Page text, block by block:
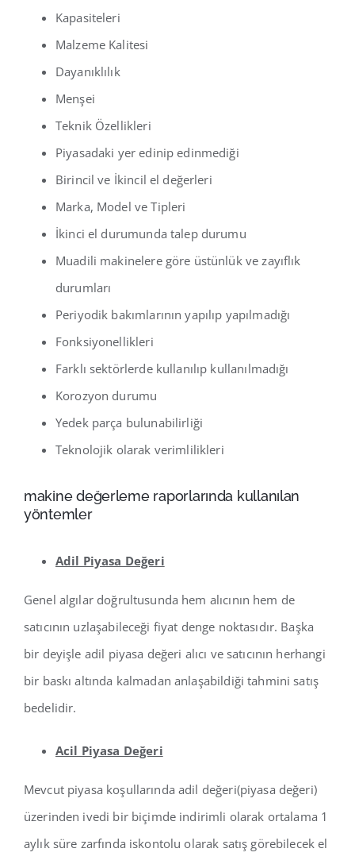
Kapasiteleri
Malzeme Kalitesi
Dayanıklılık
Menşei
Teknik Özellikleri
Piyasadaki yer edinip edinmediği
Birincil ve İkincil el değerleri
Marka, Model ve Tipleri
İkinci el durumunda talep durumu
Muadili makinelere göre üstünlük ve zayıflık
durumları
Periyodik bakımlarının yapılıp yapılmadığı
Fonksiyonellikleri
Farklı sektörlerde kullanılıp kullanılmadığı
Korozyon durumu
Yedek parça bulunabilirliği
Teknolojik olarak verimlilikleri
makine değerleme raporlarında kullanılan
yöntemler
Adil Piyasa Değeri
Genel algılar doğrultusunda hem alıcının hem de
satıcının uzlaşabileceği fiyat denge noktasıdır. Başka
bir deyişle adil piyasa değeri alıcı ve satıcının herhangi
bir baskı altında kalmadan anlaşabildiği tahmini satış
bedelidir.
Acil Piyasa Değeri
Mevcut piyasa koşullarında adil değeri(piyasa değeri)
üzerinden ivedi bir biçimde indirimli olarak ortalama 1
aylık süre zarfında iskontolu olarak satış görebilecek el